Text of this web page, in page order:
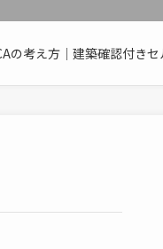
の考え方｜建築確認付き